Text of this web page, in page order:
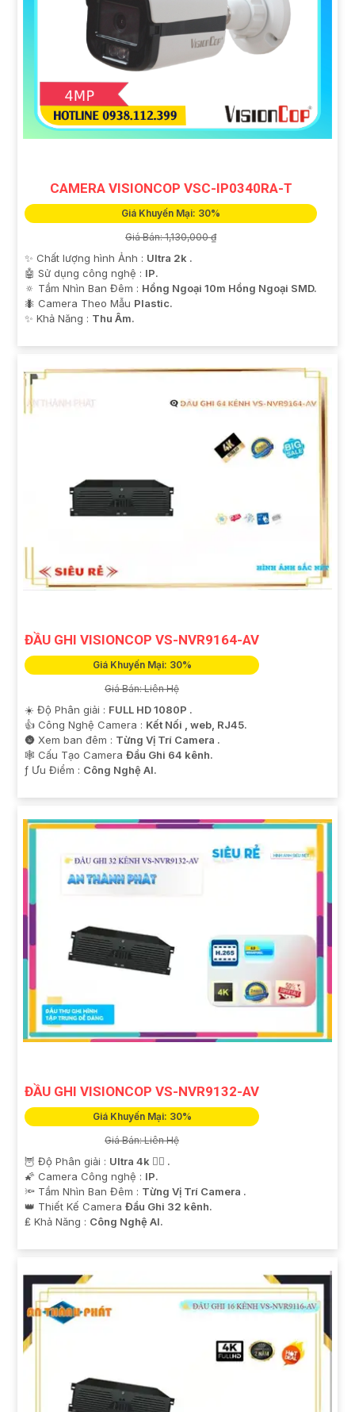
CAMERA VISIONCOP VSC-IP0340RA-T
Giá Khuyến Mại: 30%
Giá Bán: 1,130,000 ₫
✨ Chất lượng hình Ảnh : Ultra 2k .
🤖️ Sử dụng công nghệ : IP.
🔅 Tầm Nhìn Ban Đêm : Hồng Ngoại 10m Hồng Ngoại SMD.
🐜 Camera Theo Mẫu Plastic.
️✨ Khả Năng : Thu Âm.
ĐẦU GHI VISIONCOP VS-NVR9164-AV
Giá Khuyến Mại: 30%
Giá Bán: Liên Hệ
☀️ Độ Phân giải : FULL HD 1080P .
👍 Công Nghệ Camera : Kết Nối , web, RJ45.
🌚 Xem ban đêm : Từng Vị Trí Camera .
🕸️ Cấu Tạo Camera Đầu Ghi 64 kênh.
️ƒ Ưu Điểm : Công Nghệ AI.
ĐẦU GHI VISIONCOP VS-NVR9132-AV
Giá Khuyến Mại: 30%
Giá Bán: Liên Hệ
🦉 Độ Phân giải : Ultra 4k 👍🏾 .
🌠 Camera Công nghệ : IP.
🔦 Tầm Nhìn Ban Đêm : Từng Vị Trí Camera .
👑 Thiết Kế Camera Đầu Ghi 32 kênh.
️₤ Khả Năng : Công Nghệ AI.